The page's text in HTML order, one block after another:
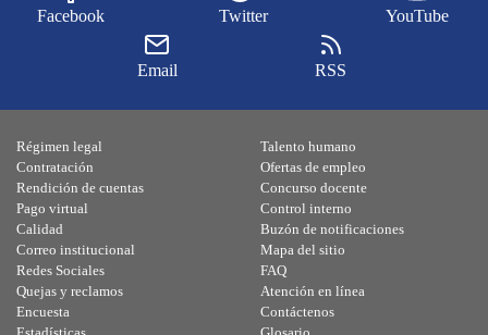
Facebook Twitter YouTube
Email RSS
Régimen legal
Contratación
Rendición de cuentas
Pago virtual
Calidad
Talento humano
Ofertas de empleo
Concurso docente
Control interno
Buzón de notificaciones
Correo institucional
Redes Sociales
Quejas y reclamos
Encuesta
Mapa del sitio
FAQ
Atención en línea
Contáctenos